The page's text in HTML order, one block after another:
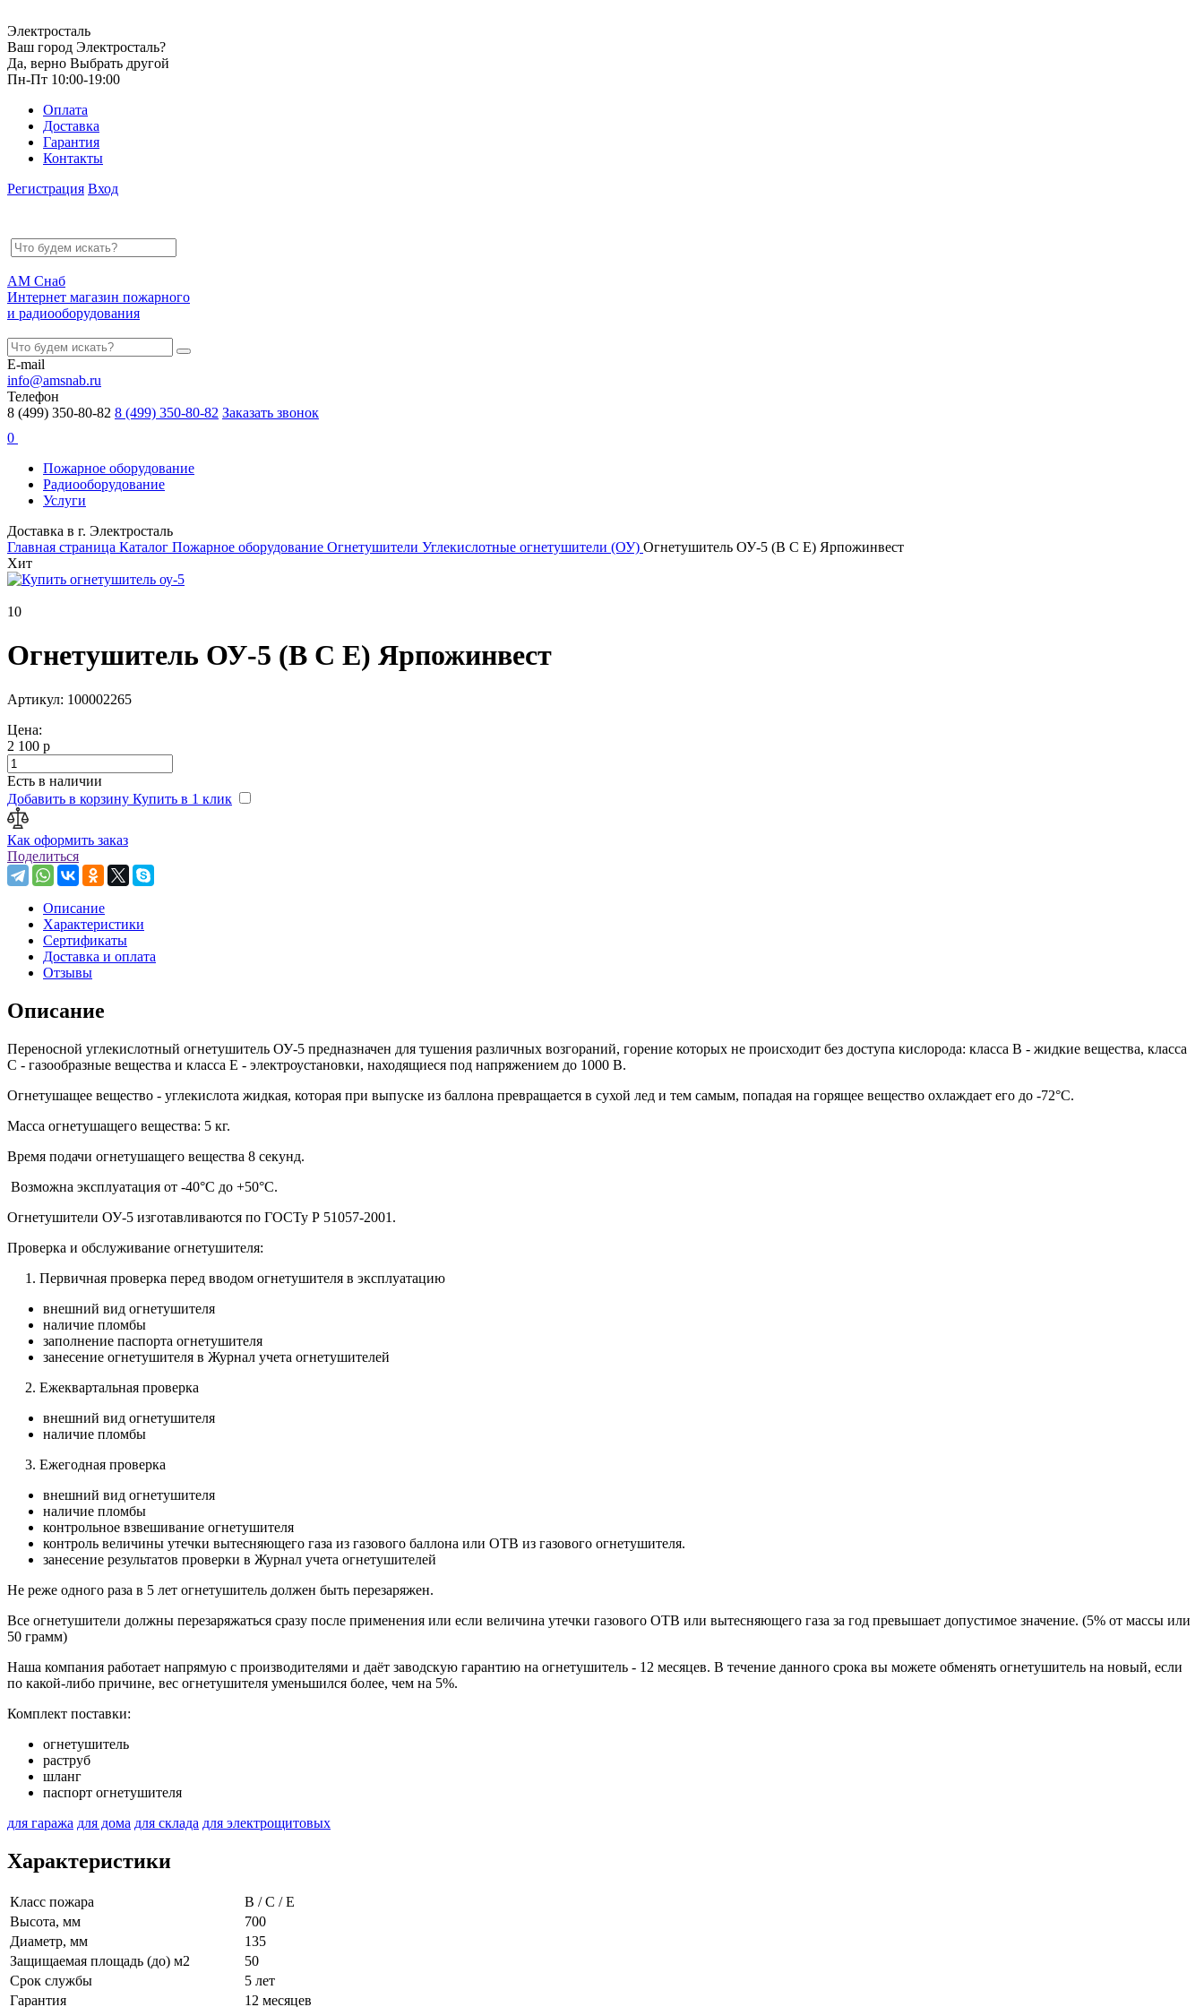
Электросталь
Ваш город Электросталь?
Да, верно Выбрать другой
Пн-Пт 10:00-19:00
Оплата
Доставка
Гарантия
Контакты
Регистрация Вход
АМ Снаб
Интернет магазин пожарного
и радиооборудования
E-mail
info@amsnab.ru
Телефон
8 (499) 350-80-82 8 (499) 350-80-82 Заказать звонок
0
Пожарное оборудование
Радиооборудование
Услуги
Доставка в г. Электросталь
Главная страница Каталог Пожарное оборудование Огнетушители Углекислотные огнетушители (ОУ) Огнетушитель ОУ-5 (B C E) Ярпожинвест
Хит
10
Огнетушитель ОУ-5 (B C E) Ярпожинвест
Артикул: 100002265
Цена:
2 100 р
Есть в наличии
Добавить в корзину Купить в 1 клик
Как оформить заказ
Поделиться
Описание
Характеристики
Сертификаты
Доставка и оплата
Отзывы
Описание
Переносной углекислотный огнетушитель ОУ-5 предназначен для тушения различных возгораний, горение которых не происходит без доступа кислорода: класса В - жидкие вещества, класса
С - газообразные вещества и класса Е - электроустановки, находящиеся под напряжением до 1000 В.
Огнетушащее вещество - углекислота жидкая, которая при выпуске из баллона превращается в сухой лед и тем самым, попадая на горящее вещество охлаждает его до -72°C.
Масса огнетушащего вещества: 5 кг.
Время подачи огнетушащего вещества 8 секунд.
Возможна эксплуатация от -40°C до +50°C.
Огнетушители ОУ-5 изготавливаются по ГОСТу Р 51057-2001.
Проверка и обслуживание огнетушителя:
1. Первичная проверка перед вводом огнетушителя в эксплуатацию
внешний вид огнетушителя
наличие пломбы
заполнение паспорта огнетушителя
занесение огнетушителя в Журнал учета огнетушителей
2. Ежеквартальная проверка
внешний вид огнетушителя
наличие пломбы
3. Ежегодная проверка
внешний вид огнетушителя
наличие пломбы
контрольное взвешивание огнетушителя
контроль величины утечки вытесняющего газа из газового баллона или ОТВ из газового огнетушителя.
занесение результатов проверки в Журнал учета огнетушителей
Не реже одного раза в 5 лет огнетушитель должен быть перезаряжен.
Все огнетушители должны перезаряжаться сразу после применения или если величина утечки газового ОТВ или вытесняющего газа за год превышает допустимое значение. (5% от массы или
50 грамм)
Наша компания работает напрямую с производителями и даёт заводскую гарантию на огнетушитель - 12 месяцев. В течение данного срока вы можете обменять огнетушитель на новый, если
по какой-либо причине, вес огнетушителя уменьшился более, чем на 5%.
Комплект поставки:
огнетушитель
раструб
шланг
паспорт огнетушителя
для гаража для дома для склада для электрощитовых
Характеристики
Класс пожара
B / C / E
Высота, мм
700
Диаметр, мм
135
Защищаемая площадь (до) м2
50
Срок службы
5 лет
Гарантия
12 месяцев